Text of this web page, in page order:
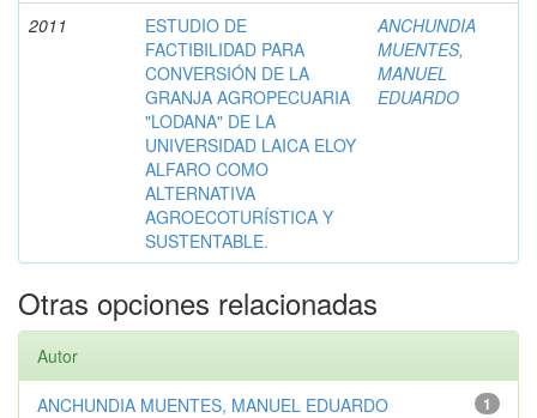
2011
ESTUDIO DE
FACTIBILIDAD PARA
CONVERSIÓN DE LA
GRANJA AGROPECUARIA
"LODANA" DE LA
UNIVERSIDAD LAICA ELOY
ALFARO COMO
ALTERNATIVA
AGROECOTURÍSTICA Y
SUSTENTABLE.
ANCHUNDIA
MUENTES,
MANUEL
EDUARDO
Otras opciones relacionadas
Autor
1
ANCHUNDIA MUENTES, MANUEL EDUARDO